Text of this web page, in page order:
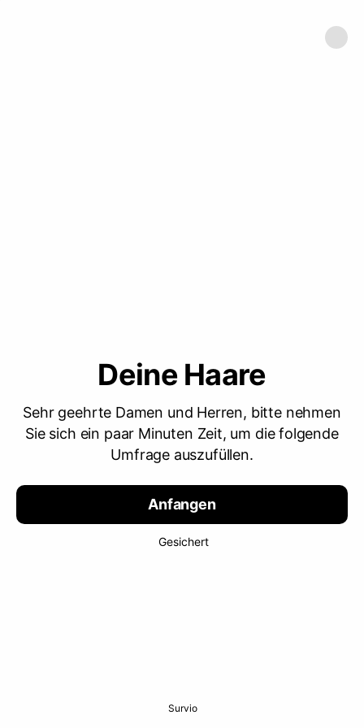
Sehr geehrte Damen und Herren, bitte nehmen
Sie sich ein paar Minuten Zeit, um die folgende
Umfrage auszufüllen.
Anfangen
Gesichert
Survio